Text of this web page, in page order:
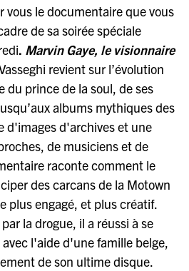
vous le documentaire que vous
de sa soirée spéciale
. Marvin Gaye, le visionnaire
revient sur l’évolution
du prince de la soul, de ses
albums mythiques des
d'images d'archives et une
de musiciens et de
raconte comment le
des carcans de la Motown
plus engagé, et plus créatif.
la drogue, il a réussi à se
l'aide d'une famille belge,
de son ultime disque.